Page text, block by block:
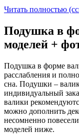
Читать полностью
Подушка в
моделей +
Подушка в форме
расслабления и
сна. Подушки –
индивидуальный
валики
можно дополнить
несомненно
моделей ниже.